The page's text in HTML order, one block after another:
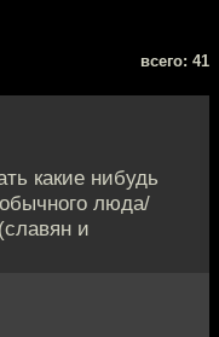
всего: 41
какие нибудь
люда/
и